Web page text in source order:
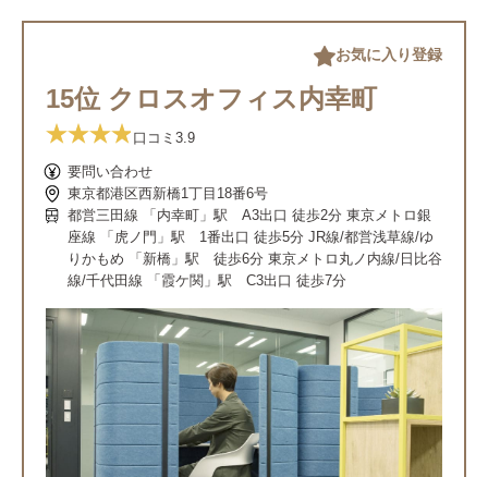
15位 クロスオフィス内幸町
口コミ 3.9
要問い合わせ
東京都港区西新橋1丁目18番6号
都営三田線 「内幸町」駅 A3出口 徒歩2分 東京メトロ銀
座線 「虎ノ門」駅 1番出口 徒歩5分 JR線/都営浅草線/ゆ
りかもめ 「新橋」駅 徒歩6分 東京メトロ丸ノ内線/日比谷
線/千代田線 「霞ケ関」駅 C3出口 徒歩7分
お気に入り登録